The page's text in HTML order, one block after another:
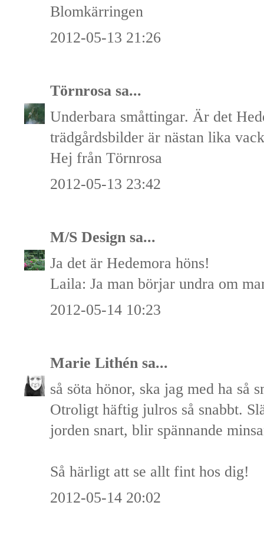
Blomkärringen
2012-05-13 21:26
Törnrosa sa...
Underbara småttingar. Är det
trädgårdsbilder är nästan lika
Hej från Törnrosa
2012-05-13 23:42
M/S Design sa...
Ja det är Hedemora höns!
Laila: Ja man börjar undra om
2012-05-14 10:23
Marie Lithén sa...
så söta hönor, ska jag med ha så
Otroligt häftig julros så snabbt.
jorden snart, blir spännande
Så härligt att se allt fint hos dig!
2012-05-14 20:02